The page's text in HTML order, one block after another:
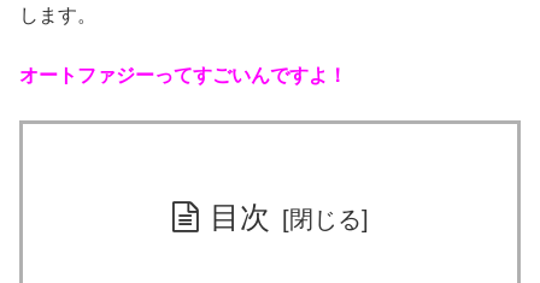
します。
オートファジーってすごいんですよ！
目次